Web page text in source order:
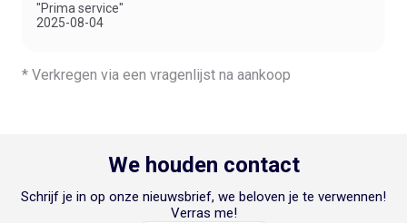
"Prima service"
2025-08-04
* Verkregen via een vragenlijst na aankoop
We houden contact
Schrijf je in op onze nieuwsbrief, we beloven je te verwennen!
Verras me!